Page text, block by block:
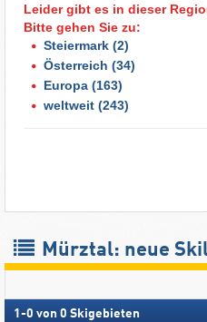
Leider gibt es in dieser
Bitte gehen Sie zu:
Steiermark (2)
Österreich (34)
Europa (163)
weltweit (243)
Mürztal: neue
1 -0 von 0 Skigebieten